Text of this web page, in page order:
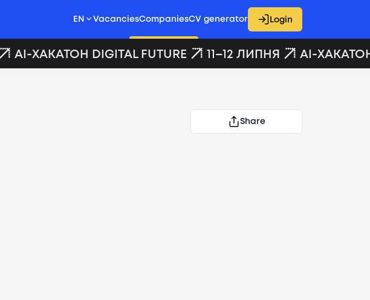
EN VacanciesCompaniesCV generator Login
AI-ХАКАТОН DIGITAL FUTURE 11–12 ЛИПНЯ AI-ХАКАТОН
Share